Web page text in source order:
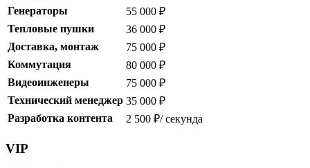
Генераторы
55 000 ₽
Тепловые пушки
36 000 ₽
Доставка, монтаж
75 000 ₽
Коммутация
80 000 ₽
Видеоинженеры
75 000 ₽
Технический менеджер 35 000 ₽
Разработка контента
2 500 ₽/ секунда
VIP